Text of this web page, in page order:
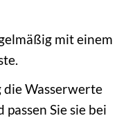
mit einem
Wasserwerte
Sie sie bei